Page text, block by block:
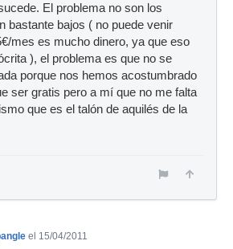
El problema no son los
bastante bajos ( no puede venir
mes es mucho dinero, ya que eso
), el problema es que no se
porque nos hemos acostumbrado
ser gratis pero a mí que no me falta
que es el talón de aquilés de la
el 15/04/2011